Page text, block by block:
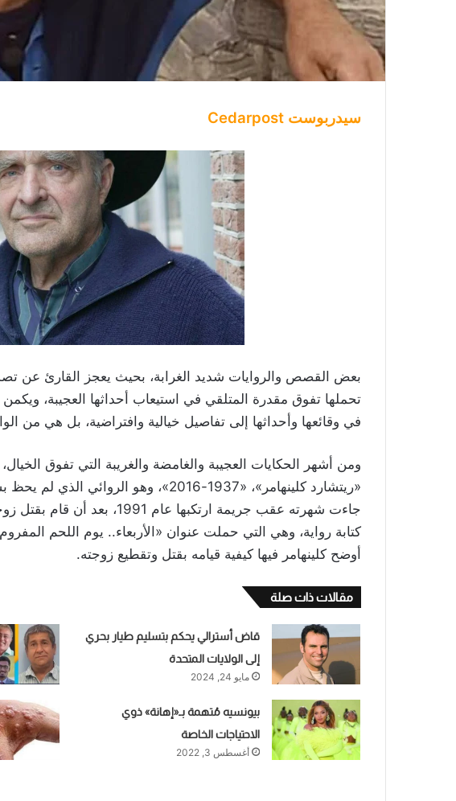
سيدربوست Cedarpost
بعض القصص والروايات شديد الغرابة، بحيث يعجز القارئ عن
تحملها تفوق مقدرة المتلقي في استيعاب أحداثها العجيبة،
في وقائعها وأحداثها إلى تفاصيل خيالية وافتراضية، بل هي من
ومن أشهر الحكايات العجيبة والغامضة والغريبة التي تفوق
«ريتشارد كلينهامر»، «1937-2016»، وهو
جاءت شهرته عقب جريمة ارتكبها
كتابة رواية، وهي التي حملت عنوان «الأربعاء.. يوم اللحم
أوضح كلينهامر فيها كيفية قيامه بقتل وتقطيع زوجته.
مقالات ذات صلة
قاض أسترالي يحكم بتسليم طيار بحري
إلى الولايات المتحدة
مايو 24, 2024
بيونسيه مُتهمة بـ«إهانة» ذوي
الاحتياجات الخاصة
أغسطس 3, 2022
لأن
كانت
تحب
القطط
لأن زوجته كانت تحب القطط